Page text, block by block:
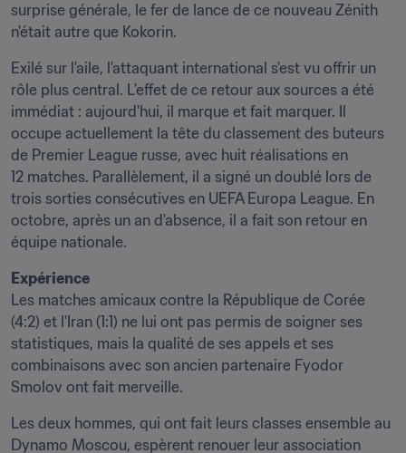
surprise générale, le fer de lance de ce nouveau Zénith
n'était autre que Kokorin.
Exilé sur l'aile, l'attaquant international s'est vu offrir un
rôle plus central. L'effet de ce retour aux sources a été
immédiat : aujourd'hui, il marque et fait marquer. Il
occupe actuellement la tête du classement des buteurs
de Premier League russe, avec huit réalisations en
12 matches. Parallèlement, il a signé un doublé lors de
trois sorties consécutives en UEFA Europa League. En
octobre, après un an d'absence, il a fait son retour en
équipe nationale.
Expérience
Les matches amicaux contre la République de Corée
(4:2) et l'Iran (1:1) ne lui ont pas permis de soigner ses
statistiques, mais la qualité de ses appels et ses
combinaisons avec son ancien partenaire Fyodor
Smolov ont fait merveille.
Les deux hommes, qui ont fait leurs classes ensemble au
Dynamo Moscou, espèrent renouer leur association